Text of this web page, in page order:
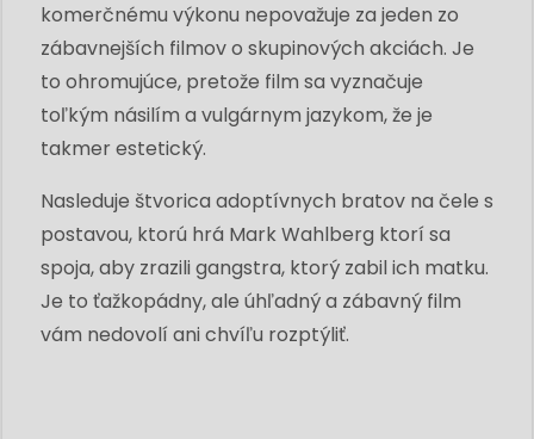
komerčnému výkonu nepovažuje za jeden zo
zábavnejších filmov o skupinových akciách. Je
to ohromujúce, pretože film sa vyznačuje
toľkým násilím a vulgárnym jazykom, že je
takmer estetický.
Nasleduje štvorica adoptívnych bratov na čele s
postavou, ktorú hrá Mark Wahlberg ktorí sa
spoja, aby zrazili gangstra, ktorý zabil ich matku.
Je to ťažkopádny, ale úhľadný a zábavný film
vám nedovolí ani chvíľu rozptýliť.